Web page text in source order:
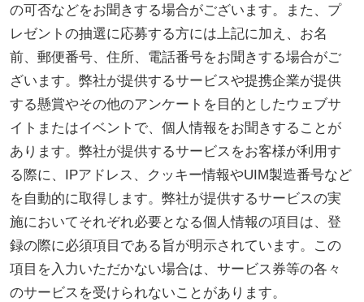
の可否などをお聞きする場合がございます。また、プ
レゼントの抽選に応募する方には上記に加え、お名
前、郵便番号、住所、電話番号をお聞きする場合がご
ざいます。弊社が提供するサービスや提携企業が提供
する懸賞やその他のアンケートを目的としたウェブサ
イトまたはイベントで、個人情報をお聞きすることが
あります。弊社が提供するサービスをお客様が利用す
る際に、IPアドレス、クッキー情報やUIM製造番号など
を自動的に取得します。弊社が提供するサービスの実
施においてそれぞれ必要となる個人情報の項目は、登
録の際に必須項目である旨が明示されています。この
項目を入力いただかない場合は、サービス券等の各々
のサービスを受けられないことがあります。